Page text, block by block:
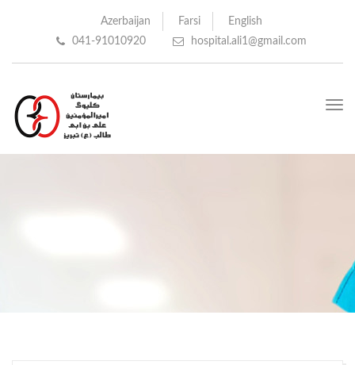
English
Farsi
Azerbaijan
hospital.ali1@gmail.com
041-91010920
Toggle